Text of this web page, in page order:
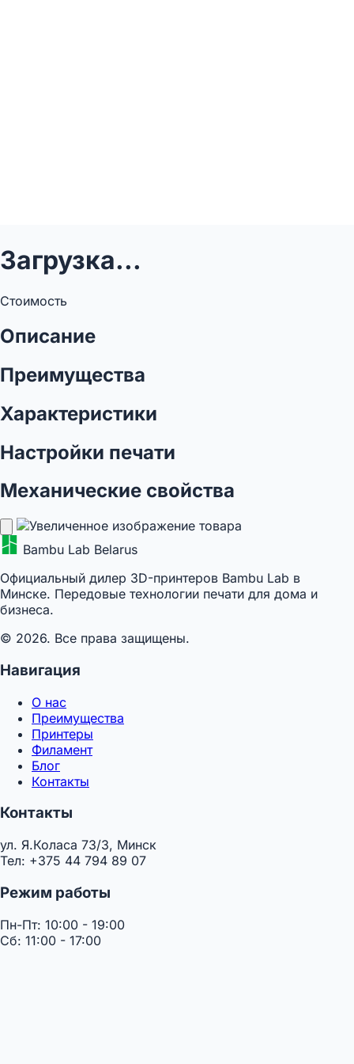
Загрузка...
Стоимость
Описание
Преимущества
Характеристики
Настройки печати
Механические свойства
Bambu Lab Belarus
Официальный дилер 3D-принтеров Bambu Lab в
Минске. Передовые технологии печати для дома и
бизнеса.
© 2026. Все права защищены.
Навигация
О нас
Преимущества
Принтеры
Филамент
Блог
Контакты
Контакты
ул. Я.Коласа 73/3, Минск
Тел: +375 44 794 89 07
Режим работы
Пн-Пт: 10:00 - 19:00
Сб: 11:00 - 17:00